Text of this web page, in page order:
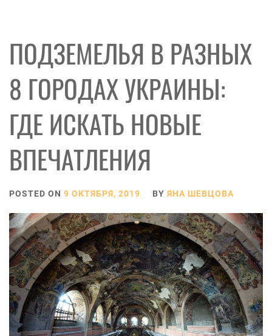
ПОДЗЕМЕЛЬЯ В РАЗНЫХ
8 ГОРОДАХ УКРАИНЫ:
ГДЕ ИСКАТЬ НОВЫЕ
ВПЕЧАТЛЕНИЯ
POSTED ON 9 ОКТЯБРЯ, 2019 BY ЯНА ШЕВЦОВА